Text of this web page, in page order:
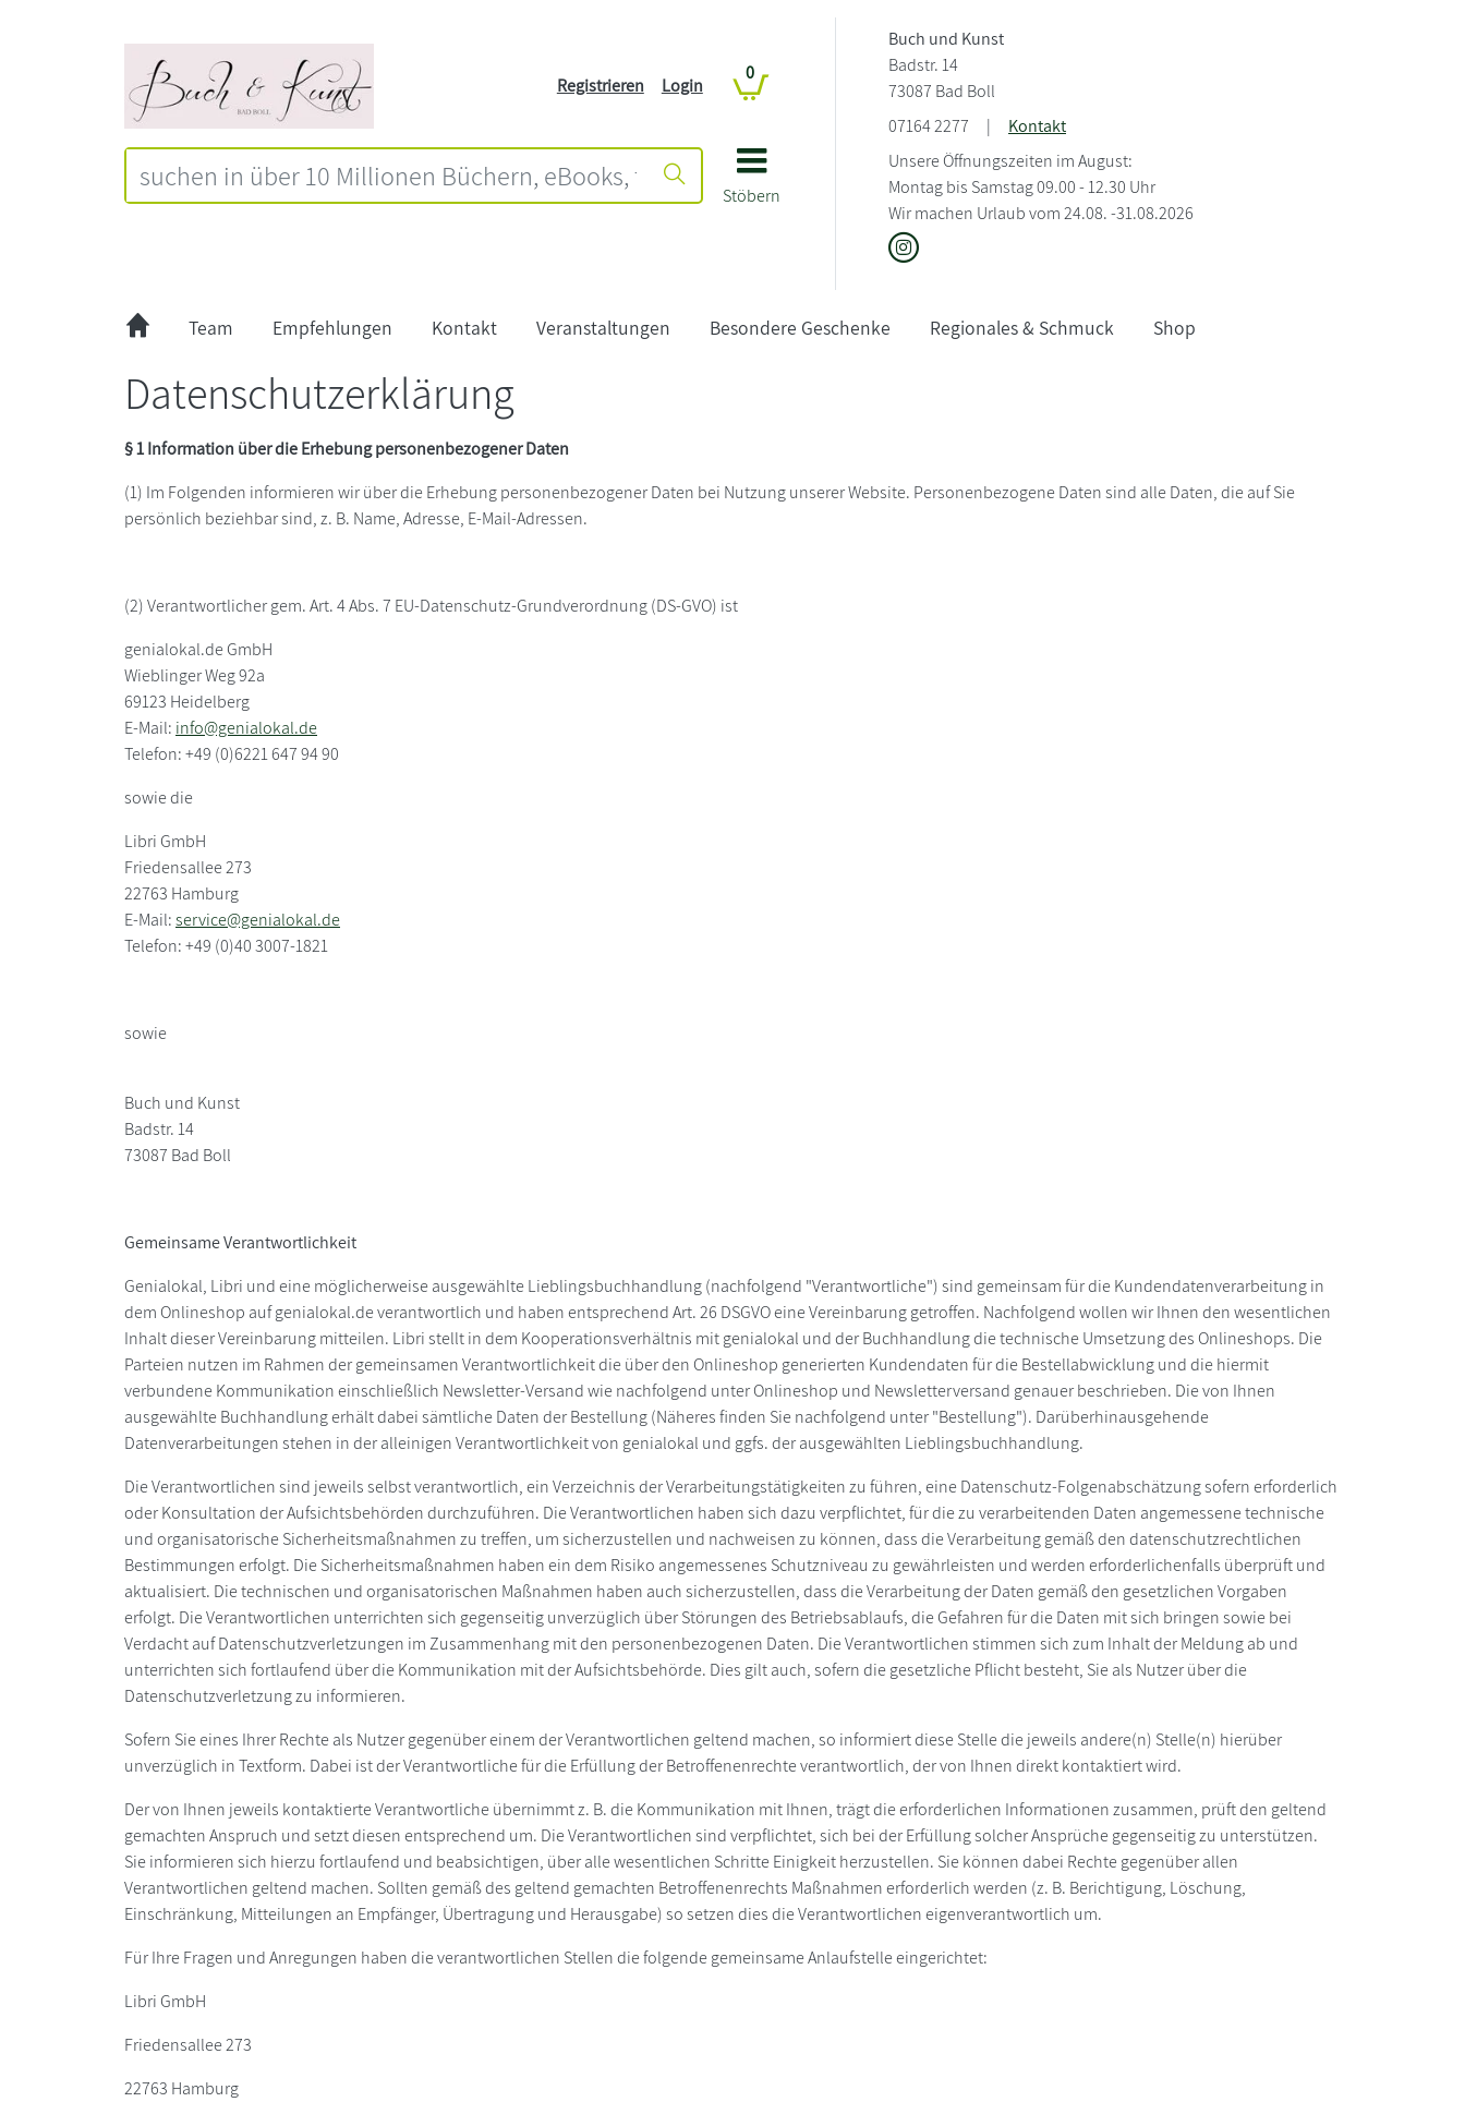
Stöbern
Registrieren Login
0
Buch und Kunst
Badstr. 14
73087 Bad Boll
07164 2277
|
Kontakt
Unsere Öffnungszeiten im August:
Montag bis Samstag 09.00 - 12.30 Uhr
Wir machen Urlaub vom 24.08. -31.08.2026
Team Empfehlungen Kontakt Veranstaltungen Besondere Geschenke Regionales & Schmuck Shop
Datenschutzerklärung
§ 1 Information über die Erhebung personenbezogener Daten
(1) Im Folgenden informieren wir über die Erhebung personenbezogener Daten bei Nutzung unserer Website. Personenbezogene Daten sind alle Daten, die auf Sie
persönlich beziehbar sind, z. B. Name, Adresse, E-Mail-Adressen.
(2) Verantwortlicher gem. Art. 4 Abs. 7 EU-Datenschutz-Grundverordnung (DS-GVO) ist
genialokal.de GmbH
Wieblinger Weg 92a
69123 Heidelberg
E-Mail: info@genialokal.de
Telefon: +49 (0)6221 647 94 90
sowie die
Libri GmbH
Friedensallee 273
22763 Hamburg
E-Mail:service@genialokal.de
Telefon: +49 (0)40 3007-1821
sowie
Buch und Kunst
Badstr. 14
73087 Bad Boll
Gemeinsame Verantwortlichkeit
Genialokal, Libri und eine möglicherweise ausgewählte Lieblingsbuchhandlung (nachfolgend "Verantwortliche") sind gemeinsam für die Kundendatenverarbeitung in
dem Onlineshop auf genialokal.de verantwortlich und haben entsprechend Art. 26 DSGVO eine Vereinbarung getroffen. Nachfolgend wollen wir Ihnen den wesentlichen
Inhalt dieser Vereinbarung mitteilen. Libri stellt in dem Kooperationsverhältnis mit genialokal und der Buchhandlung die technische Umsetzung des Onlineshops. Die
Parteien nutzen im Rahmen der gemeinsamen Verantwortlichkeit die über den Onlineshop generierten Kundendaten für die Bestellabwicklung und die hiermit
verbundene Kommunikation einschließlich Newsletter-Versand wie nachfolgend unter Onlineshop und Newsletterversand genauer beschrieben. Die von Ihnen
ausgewählte Buchhandlung erhält dabei sämtliche Daten der Bestellung (Näheres finden Sie nachfolgend unter "Bestellung"). Darüberhinausgehende
Datenverarbeitungen stehen in der alleinigen Verantwortlichkeit von genialokal und ggfs. der ausgewählten Lieblingsbuchhandlung.
Die Verantwortlichen sind jeweils selbst verantwortlich, ein Verzeichnis der Verarbeitungstätigkeiten zu führen, eine Datenschutz-Folgenabschätzung sofern erforderlich
oder Konsultation der Aufsichtsbehörden durchzuführen. Die Verantwortlichen haben sich dazu verpflichtet, für die zu verarbeitenden Daten angemessene technische
und organisatorische Sicherheitsmaßnahmen zu treffen, um sicherzustellen und nachweisen zu können, dass die Verarbeitung gemäß den datenschutzrechtlichen
Bestimmungen erfolgt. Die Sicherheitsmaßnahmen haben ein dem Risiko angemessenes Schutzniveau zu gewährleisten und werden erforderlichenfalls überprüft und
aktualisiert. Die technischen und organisatorischen Maßnahmen haben auch sicherzustellen, dass die Verarbeitung der Daten gemäß den gesetzlichen Vorgaben
erfolgt. Die Verantwortlichen unterrichten sich gegenseitig unverzüglich über Störungen des Betriebsablaufs, die Gefahren für die Daten mit sich bringen sowie bei
Verdacht auf Datenschutzverletzungen im Zusammenhang mit den personenbezogenen Daten. Die Verantwortlichen stimmen sich zum Inhalt der Meldung ab und
unterrichten sich fortlaufend über die Kommunikation mit der Aufsichtsbehörde. Dies gilt auch, sofern die gesetzliche Pflicht besteht, Sie als Nutzer über die
Datenschutzverletzung zu informieren.
Sofern Sie eines Ihrer Rechte als Nutzer gegenüber einem der Verantwortlichen geltend machen, so informiert diese Stelle die jeweils andere(n) Stelle(n) hierüber
unverzüglich in Textform. Dabei ist der Verantwortliche für die Erfüllung der Betroffenenrechte verantwortlich, der von Ihnen direkt kontaktiert wird.
Der von Ihnen jeweils kontaktierte Verantwortliche übernimmt z. B. die Kommunikation mit Ihnen, trägt die erforderlichen Informationen zusammen, prüft den geltend
gemachten Anspruch und setzt diesen entsprechend um. Die Verantwortlichen sind verpflichtet, sich bei der Erfüllung solcher Ansprüche gegenseitig zu unterstützen.
Sie informieren sich hierzu fortlaufend und beabsichtigen, über alle wesentlichen Schritte Einigkeit herzustellen. Sie können dabei Rechte gegenüber allen
Verantwortlichen geltend machen. Sollten gemäß des geltend gemachten Betroffenenrechts Maßnahmen erforderlich werden (z. B. Berichtigung, Löschung,
Einschränkung, Mitteilungen an Empfänger, Übertragung und Herausgabe) so setzen dies die Verantwortlichen eigenverantwortlich um.
Für Ihre Fragen und Anregungen haben die verantwortlichen Stellen die folgende gemeinsame Anlaufstelle eingerichtet:
Libri GmbH
Friedensallee 273
22763 Hamburg